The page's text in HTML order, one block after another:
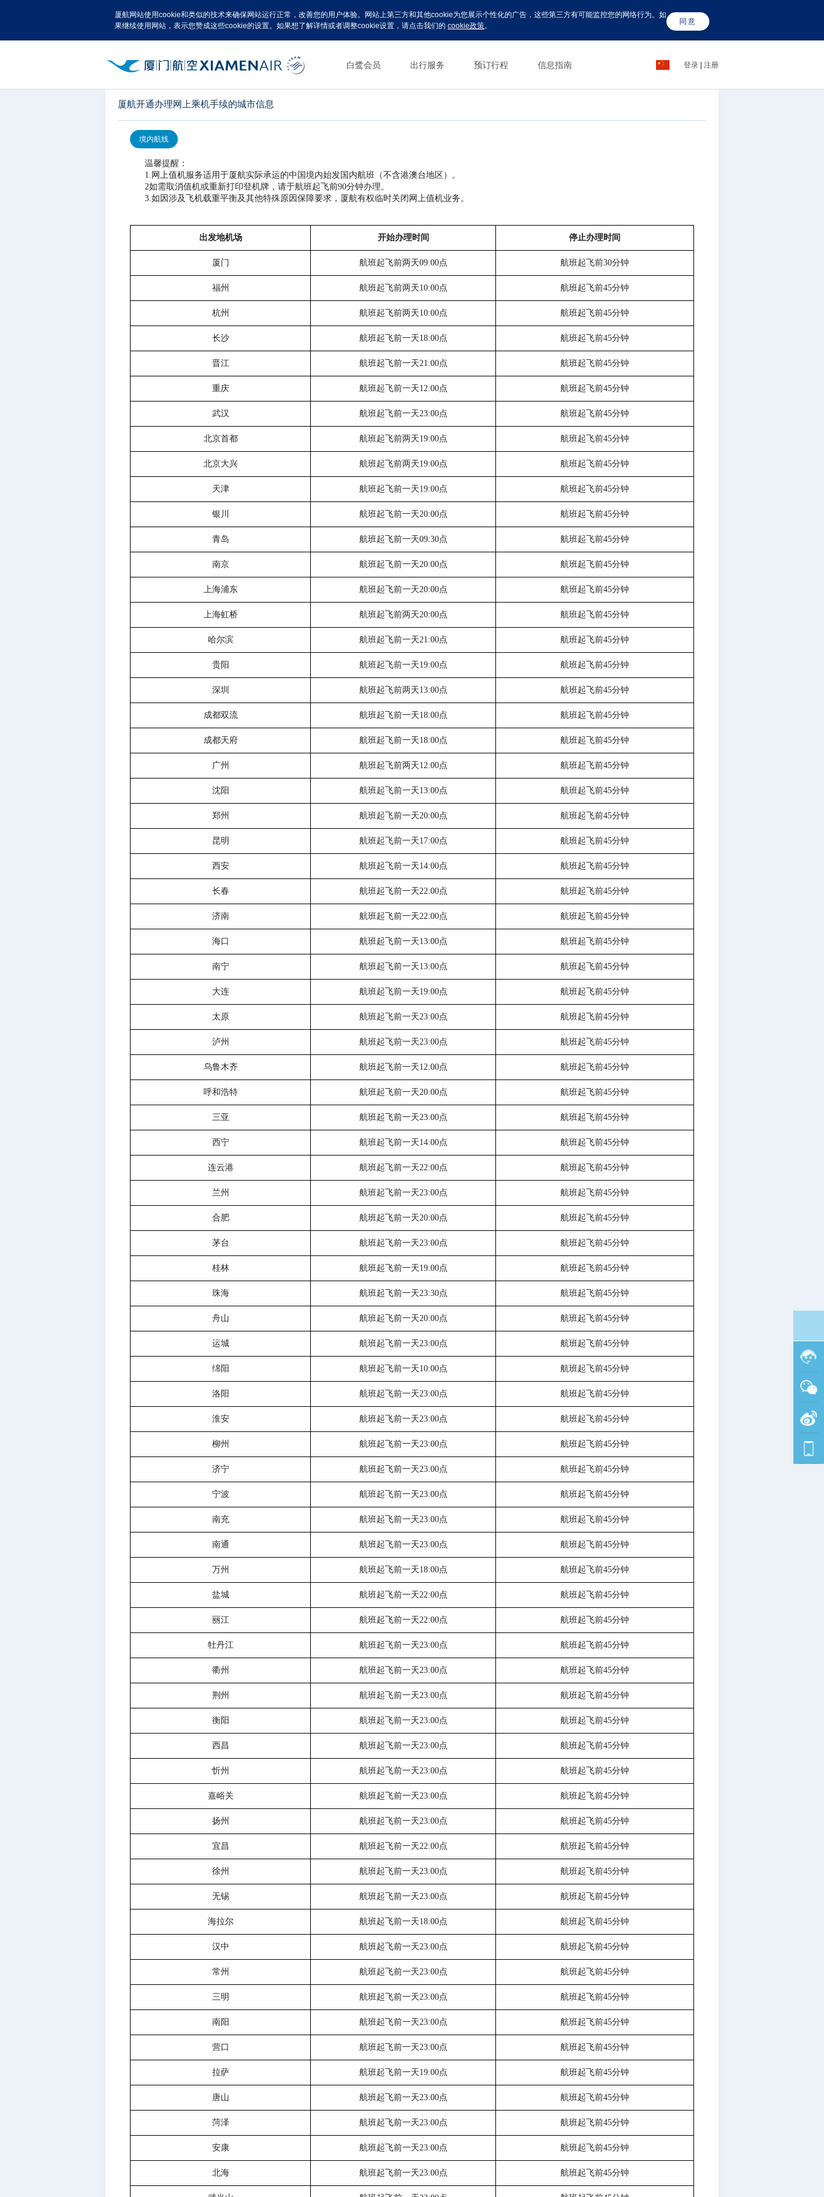
厦航网站使用cookie和类似的技术来确保网站运行正常，改善您的用户体验。网站上第三方和其他cookie为您展示个性化的广告，这些第三方有可能监控您的网络行为。如
果继续使用网站，表示您赞成这些cookie的设置。如果想了解详情或者调整cookie设置，请点击我们的 cookie政策。
同意
白鹭会员 出行服务 预订行程 信息指南 登录 注册
厦航开通办理网上乘机手续的城市信息
境内航线
温馨提醒：
1.网上值机服务适用于厦航实际承运的中国境内始发国内航班（不含港澳台地区）。
2如需取消值机或重新打印登机牌，请于航班起飞前90分钟办理。
3.如因涉及飞机载重平衡及其他特殊原因保障要求，厦航有权临时关闭网上值机业务。
出发地机场 开始办理时间 停止办理时间
厦门 航班起飞前两天09:00点 航班起飞前30分钟
福州 航班起飞前两天10:00点 航班起飞前45分钟
杭州 航班起飞前两天10:00点 航班起飞前45分钟
长沙 航班起飞前一天18:00点 航班起飞前45分钟
晋江 航班起飞前一天21:00点 航班起飞前45分钟
重庆 航班起飞前一天12:00点 航班起飞前45分钟
武汉 航班起飞前一天23:00点 航班起飞前45分钟
北京首都 航班起飞前两天19:00点 航班起飞前45分钟
北京大兴 航班起飞前两天19:00点 航班起飞前45分钟
天津 航班起飞前一天19:00点 航班起飞前45分钟
银川 航班起飞前一天20:00点 航班起飞前45分钟
青岛 航班起飞前一天09:30点 航班起飞前45分钟
南京 航班起飞前一天20:00点 航班起飞前45分钟
上海浦东 航班起飞前一天20:00点 航班起飞前45分钟
上海虹桥 航班起飞前两天20:00点 航班起飞前45分钟
哈尔滨 航班起飞前一天21:00点 航班起飞前45分钟
贵阳 航班起飞前一天19:00点 航班起飞前45分钟
深圳 航班起飞前两天13:00点 航班起飞前45分钟
成都双流 航班起飞前一天18:00点 航班起飞前45分钟
成都天府 航班起飞前一天18:00点 航班起飞前45分钟
广州 航班起飞前两天12:00点 航班起飞前45分钟
沈阳 航班起飞前一天13:00点 航班起飞前45分钟
郑州 航班起飞前一天20:00点 航班起飞前45分钟
昆明 航班起飞前一天17:00点 航班起飞前45分钟
西安 航班起飞前一天14:00点 航班起飞前45分钟
长春 航班起飞前一天22:00点 航班起飞前45分钟
济南 航班起飞前一天22:00点 航班起飞前45分钟
海口 航班起飞前一天13:00点 航班起飞前45分钟
南宁 航班起飞前一天13:00点 航班起飞前45分钟
大连 航班起飞前一天19:00点 航班起飞前45分钟
太原 航班起飞前一天23:00点 航班起飞前45分钟
泸州 航班起飞前一天23:00点 航班起飞前45分钟
乌鲁木齐 航班起飞前一天12:00点 航班起飞前45分钟
呼和浩特 航班起飞前一天20:00点 航班起飞前45分钟
三亚 航班起飞前一天23:00点 航班起飞前45分钟
西宁 航班起飞前一天14:00点 航班起飞前45分钟
连云港 航班起飞前一天22:00点 航班起飞前45分钟
兰州 航班起飞前一天23:00点 航班起飞前45分钟
合肥 航班起飞前一天20:00点 航班起飞前45分钟
茅台 航班起飞前一天23:00点 航班起飞前45分钟
桂林 航班起飞前一天19:00点 航班起飞前45分钟
珠海 航班起飞前一天23:30点 航班起飞前45分钟
舟山 航班起飞前一天20:00点 航班起飞前45分钟
运城 航班起飞前一天23:00点 航班起飞前45分钟
绵阳 航班起飞前一天10:00点 航班起飞前45分钟
洛阳 航班起飞前一天23:00点 航班起飞前45分钟
淮安 航班起飞前一天23:00点 航班起飞前45分钟
柳州 航班起飞前一天23:00点 航班起飞前45分钟
济宁 航班起飞前一天23:00点 航班起飞前45分钟
宁波 航班起飞前一天23:00点 航班起飞前45分钟
南充 航班起飞前一天23:00点 航班起飞前45分钟
南通 航班起飞前一天23:00点 航班起飞前45分钟
万州 航班起飞前一天18:00点 航班起飞前45分钟
盐城 航班起飞前一天22:00点 航班起飞前45分钟
丽江 航班起飞前一天22:00点 航班起飞前45分钟
牡丹江 航班起飞前一天23:00点 航班起飞前45分钟
衢州 航班起飞前一天23:00点 航班起飞前45分钟
荆州 航班起飞前一天23:00点 航班起飞前45分钟
衡阳 航班起飞前一天23:00点 航班起飞前45分钟
西昌 航班起飞前一天23:00点 航班起飞前45分钟
忻州 航班起飞前一天23:00点 航班起飞前45分钟
嘉峪关 航班起飞前一天23:00点 航班起飞前45分钟
扬州 航班起飞前一天23:00点 航班起飞前45分钟
宜昌 航班起飞前一天22:00点 航班起飞前45分钟
徐州 航班起飞前一天23:00点 航班起飞前45分钟
无锡 航班起飞前一天23:00点 航班起飞前45分钟
海拉尔 航班起飞前一天18:00点 航班起飞前45分钟
汉中 航班起飞前一天23:00点 航班起飞前45分钟
常州 航班起飞前一天23:00点 航班起飞前45分钟
三明 航班起飞前一天23:00点 航班起飞前45分钟
南阳 航班起飞前一天23:00点 航班起飞前45分钟
营口 航班起飞前一天23:00点 航班起飞前45分钟
拉萨 航班起飞前一天19:00点 航班起飞前45分钟
唐山 航班起飞前一天23:00点 航班起飞前45分钟
菏泽 航班起飞前一天23:00点 航班起飞前45分钟
安康 航班起飞前一天23:00点 航班起飞前45分钟
北海 航班起飞前一天23:00点 航班起飞前45分钟